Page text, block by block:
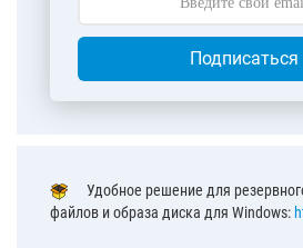
Подписаться
Удобное решение для
файлов и образа диска для Windows: